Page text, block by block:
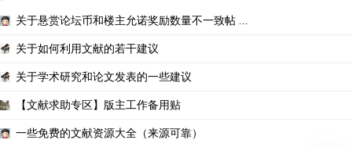
关于悬赏论坛币和楼主允诺奖励数量不一致帖 ...
关于如何利用文献的若干建议
关于学术研究和论文发表的一些建议
【文献求助专区】版主工作备用贴
一些免费的文献资源大全（来源可靠）